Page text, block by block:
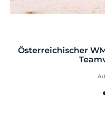
Österreichischer